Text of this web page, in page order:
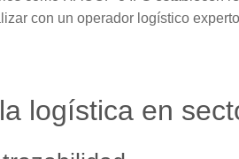
con un operador logístico
logística en